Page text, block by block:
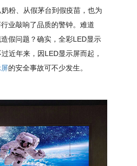
奶粉、从假茅台到假疫苗， 也为
业敲响了品质的警钟。 难道
假问题？确实，全彩LED显示
近年来，因LED显示屏而起，
的安全事故可不少发生。